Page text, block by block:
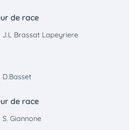
de race
J.L Brassat Lapeyriere
de race
Giannone